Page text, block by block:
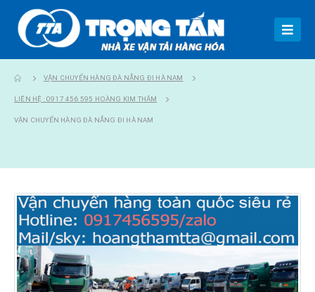
VẬN CHUYỂN HÀNG ĐÀ NẴNG ĐI HÀ NAM
LIÊN HỆ : 0917 456 595 HOÀNG KIM THẮM
VẬN CHUYỂN HÀNG ĐÀ NẴNG ĐI HÀ NAM